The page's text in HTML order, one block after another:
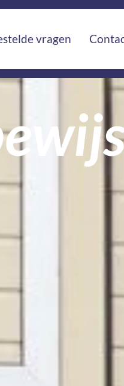
vragen